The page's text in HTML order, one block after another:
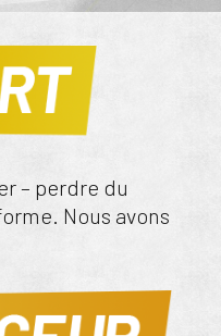
– perdre du
Nous avons